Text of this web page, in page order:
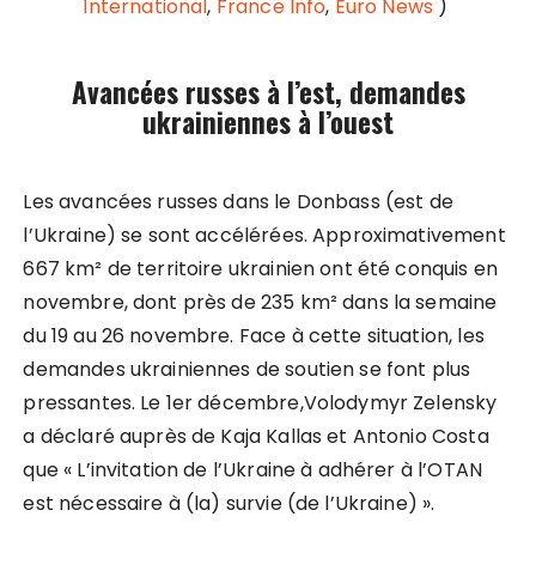
International, France Info, Euro News )
Avancées russes à l’est, demandes
ukrainiennes à l’ouest
Les avancées russes dans le Donbass (est de
l’Ukraine) se sont accélérées. Approximativement
667 km² de territoire ukrainien ont été conquis en
novembre, dont près de 235 km² dans la semaine
du 19 au 26 novembre. Face à cette situation, les
demandes ukrainiennes de soutien se font plus
pressantes. Le 1er décembre,Volodymyr Zelensky
a déclaré auprès de Kaja Kallas et Antonio Costa
que « L’invitation de l’Ukraine à adhérer à l’OTAN
est nécessaire à (la) survie (de l’Ukraine) ».